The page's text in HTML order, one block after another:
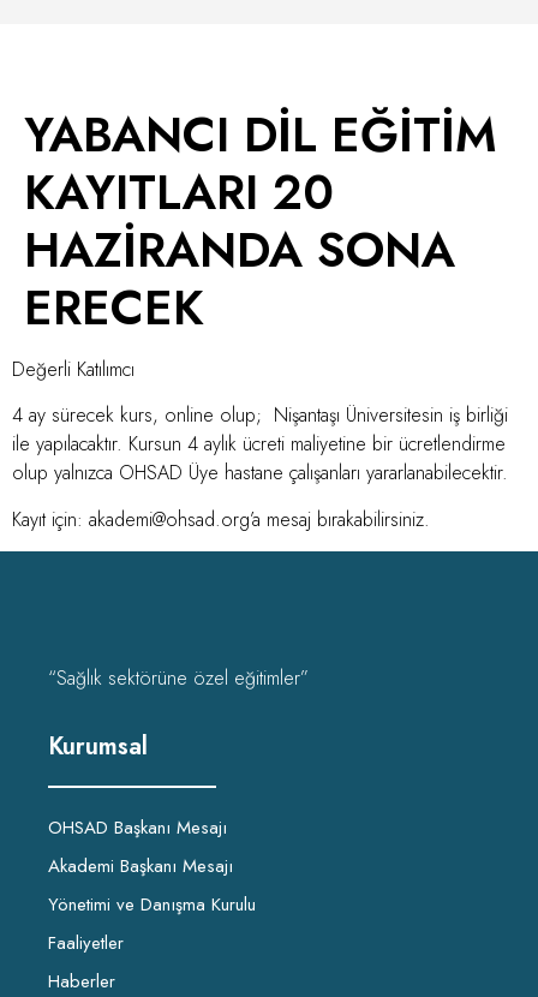
YABANCI DİL EĞİTİM
KAYITLARI 20
HAZİRANDA SONA
ERECEK
Değerli Katılımcı
4 ay sürecek kurs, online olup; Nişantaşı Üniversitesin iş birliği
ile yapılacaktır. Kursun 4 aylık ücreti maliyetine bir ücretlendirme
olup yalnızca OHSAD Üye hastane çalışanları yararlanabilecektir.
Kayıt için: akademi@ohsad.org’a mesaj bırakabilirsiniz.
“Sağlık sektörüne özel eğitimler”
Kurumsal
OHSAD Başkanı Mesajı
Akademi Başkanı Mesajı
Yönetimi ve Danışma Kurulu
Faaliyetler
Haberler